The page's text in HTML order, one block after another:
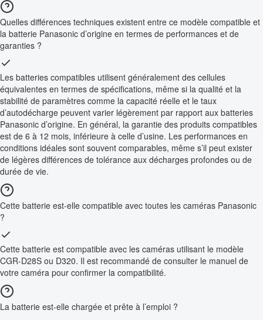
Quelles différences techniques existent entre ce modèle compatible et
la batterie Panasonic d’origine en termes de performances et de
garanties ?
Les batteries compatibles utilisent généralement des cellules
équivalentes en termes de spécifications, même si la qualité et la
stabilité de paramètres comme la capacité réelle et le taux
d’autodécharge peuvent varier légèrement par rapport aux batteries
Panasonic d’origine. En général, la garantie des produits compatibles
est de 6 à 12 mois, inférieure à celle d’usine. Les performances en
conditions idéales sont souvent comparables, même s’il peut exister
de légères différences de tolérance aux décharges profondes ou de
durée de vie.
Cette batterie est-elle compatible avec toutes les caméras Panasonic
?
Cette batterie est compatible avec les caméras utilisant le modèle
CGR-D28S ou D320. Il est recommandé de consulter le manuel de
votre caméra pour confirmer la compatibilité.
La batterie est-elle chargée et prête à l’emploi ?